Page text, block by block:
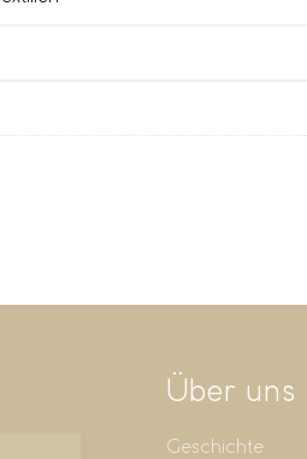
Über uns
Geschichte